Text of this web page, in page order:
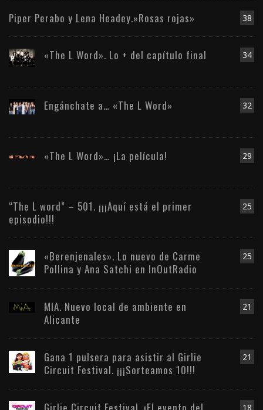
38
Piper Perabo y Lena Headey.»Rosas rojas»
34
«The L Word». Lo + del capítulo final
32
Engánchate a… «The L Word»
29
«The L Word»… ¡La película!
25
“The L word” – 501. ¡¡¡Aquí está el primer
episodio!!!
25
«Berenjenales». Lo nuevo de Carme
Pollina y Ana Satchi en InOutRadio
21
MIA. Nuevo local de ambiente en
Alicante
21
Gana 1 pulsera para asistir al Girlie
Circuit Festival. ¡¡¡Sorteamos 10!!!
18